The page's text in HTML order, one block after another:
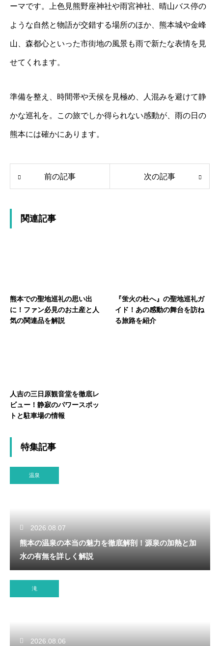
ーマです。上色見熊野座神社や雨宮神社、晴山バス停の
ような自然と物語が交錯する場所のほか、熊本城や金峰
山、森都心といった市街地の風景も雨で新たな表情を見
せてくれます。
準備を整え、時間帯や天候を見極め、人混みを避けて静
かな巡礼を。この旅でしか得られない感動が、雨の日の
熊本には確かにあります。
前の記事 次の記事
関連記事
熊本での聖地巡礼の思い出
に！ファン必見のお土産と人
気の関連品を解説
『蛍火の杜へ』の聖地巡礼ガ
イド！あの感動の舞台を訪ね
る旅路を紹介
人吉の三日原観音堂を徹底レ
ビュー！静寂のパワースポッ
トと駐車場の情報
特集記事
温泉
2026.08.07
熊本の温泉の本当の魅力を徹底解剖！源泉の加熱と加
水の有無を詳しく解説
滝
2026.08.06